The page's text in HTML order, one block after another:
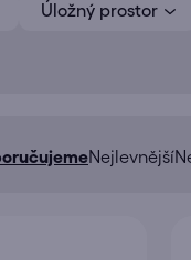
Nejlevnější
Úložný prostor